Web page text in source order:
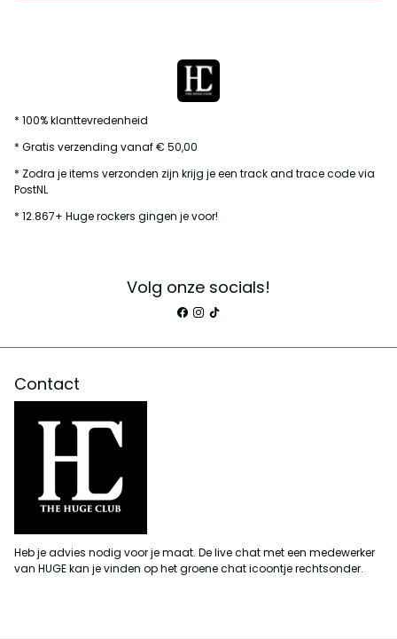
* 100% klanttevredenheid
* Gratis verzending vanaf € 50,00
* Zodra je items verzonden zijn krijg je een track and trace code via
PostNL
* 12.867+ Huge rockers gingen je voor!
Volg onze socials!
Contact
Heb je advies nodig voor je maat. De live chat met een medewerker
van HUGE kan je vinden op het groene chat icoontje rechtsonder.